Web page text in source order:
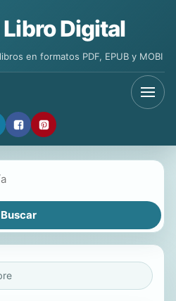
Libro Digital
en formatos PDF, EPUB y MOBI